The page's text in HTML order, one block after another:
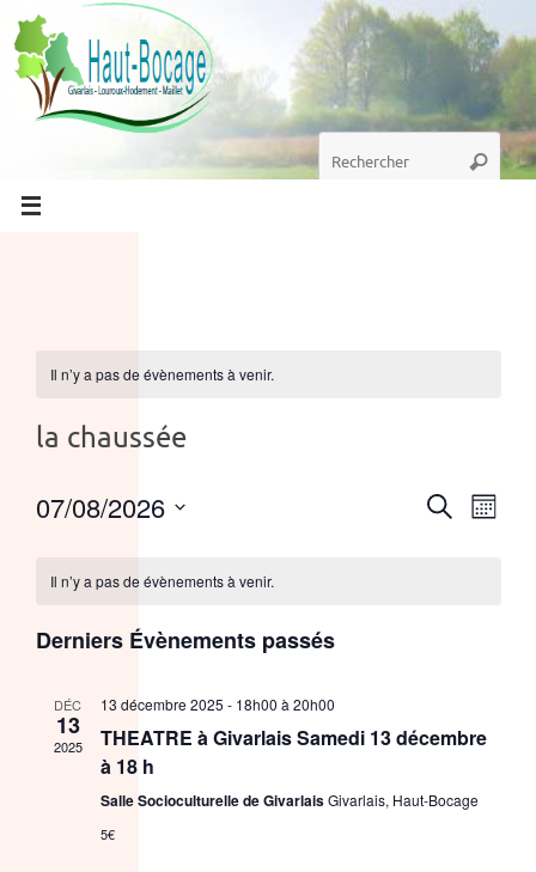
Passer
au
contenu
Recherche
pour
Il n’y a pas de évènements à venir.
la chaussée
Recherche
Mois
07/08/2026
date.
Il n’y a pas de évènements à venir.
Derniers Évènements passés
DÉC
13
2025
13 décembre 2025 - 18h00 à 20h00
THEATRE à Givarlais Samedi 13 décembre
à 18 h
Salle Socioculturelle de GivarlaisGivarlais, Haut-Bocage
5€